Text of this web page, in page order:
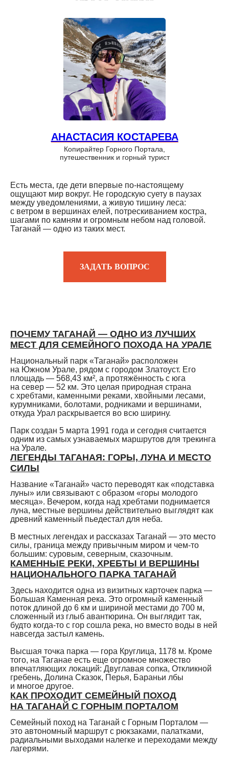
АНАСТАСИЯ КОСТАРЕВА
Копирайтер Горного Портала,
путешественник и горный турист
Есть места, где дети впервые по-настоящему
ощущают мир вокруг. Не городскую суету в паузах
между уведомлениями, а живую тишину леса:
с ветром в вершинах елей, потрескиванием костра,
шагами по камням и огромным небом над головой.
Таганай — одно из таких мест.
ЗАДАТЬ ВОПРОС
ПОЧЕМУ ТАГАНАЙ — ОДНО ИЗ ЛУЧШИХ
МЕСТ ДЛЯ СЕМЕЙНОГО ПОХОДА НА УРАЛЕ
Национальный парк «Таганай» расположен
на Южном Урале, рядом с городом Златоуст. Его
площадь — 568,43 км², а протяжённость с юга
на север — 52 км. Это целая природная страна
с хребтами, каменными реками, хвойными лесами,
курумниками, болотами, родниками и вершинами,
откуда Урал раскрывается во всю ширину.
Парк создан 5 марта 1991 года и сегодня считается
одним из самых узнаваемых маршрутов для трекинга
на Урале.
ЛЕГЕНДЫ ТАГАНАЯ: ГОРЫ, ЛУНА И МЕСТО
СИЛЫ
Название «Таганай» часто переводят как «подставка
луны» или связывают с образом «горы молодого
месяца». Вечером, когда над хребтами поднимается
луна, местные вершины действительно выглядят как
древний каменный пьедестал для неба.
В местных легендах и рассказах Таганай — это место
силы, граница между привычным миром и чем-то
большим: суровым, северным, сказочным.
КАМЕННЫЕ РЕКИ, ХРЕБТЫ И ВЕРШИНЫ
НАЦИОНАЛЬНОГО ПАРКА ТАГАНАЙ
Здесь находится одна из визитных карточек парка —
Большая Каменная река. Это огромный каменный
поток длиной до 6 км и шириной местами до 700 м,
сложенный из глыб авантюрина. Он выглядит так,
будто когда-то с гор сошла река, но вместо воды в ней
навсегда застыл камень.
Высшая точка парка — гора Круглица, 1178 м. Кроме
того, на Таганае есть еще огромное множество
впечатляющих локаций: Двуглавая сопка, Откликной
гребень, Долина Сказок, Перья, Бараньи лбы
и многое другое.
КАК ПРОХОДИТ СЕМЕЙНЫЙ ПОХОД
НА ТАГАНАЙ С ГОРНЫМ ПОРТАЛОМ
Семейный поход на Таганай с Горным Порталом —
это автономный маршрут с рюкзаками, палатками,
радиальными выходами налегке и переходами между
лагерями.